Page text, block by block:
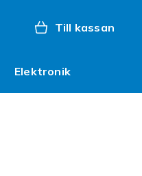
Till kassan
Elektronik